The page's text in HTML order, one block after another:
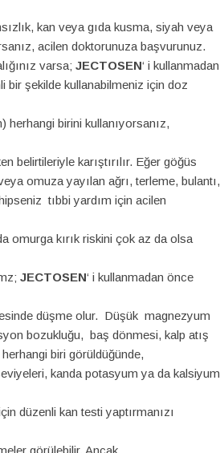
kan veya gıda kusma, siyah veya
acilen doktorunuza başvurunuz.
varsa; JECTOSEN‘ i kullanmadan
bir şekilde kullanabilmeniz için doz
birini kullanıyorsanız,
belirtileriyle karıştırılır. Eğer göğüs
omuza yayılan ağrı, terleme, bulantı,
tıbbi yardım için acilen
omurga kırık riskini çok az da olsa
JECTOSEN‘ i kullanmadan önce
düşme olur. Düşük magnezyum
bozukluğu, baş dönmesi, kalp atış
biri görüldüğünde,
kanda potasyum ya da kalsiyum
düzenli kan testi yaptırmanızı
görülebilir. Ancak